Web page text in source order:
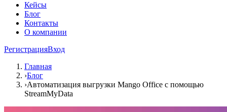
Кейсы
Блог
Контакты
О компании
РегистрацияВход
Главная
›Блог
›Автоматизация выгрузки Mango Office с помощью
StreamMyData